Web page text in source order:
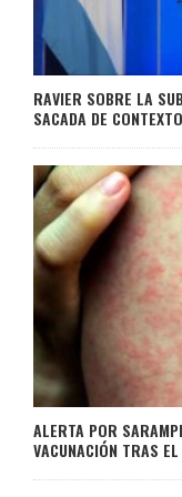
RAVIER SOBRE LA
SACADA DE
ALERTA POR
VACUNACIÓN TRAS